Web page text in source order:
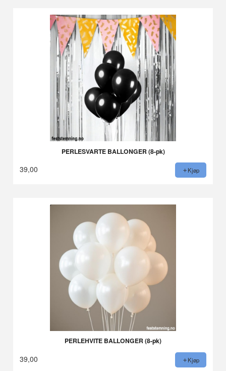
PERLESVARTE BALLONGER (8-pk)
39,00 Kjøp
PERLEHVITE BALLONGER (8-pk)
39,00 Kjøp